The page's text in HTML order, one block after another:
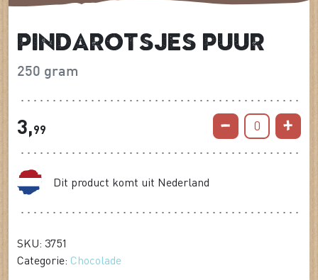
Pindarotsjes Puur
250 gram
3,99 0
Dit product komt uit Nederland
SKU: 3751
Categorie: Chocolade